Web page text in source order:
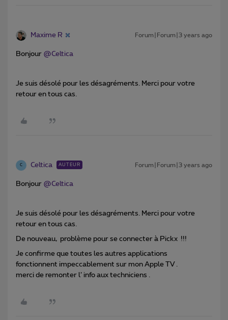
Maxime R Forum|Forum|3 years ago
Bonjour @Celtica
Je suis désolé pour les désagréments. Merci pour votre
retour en tous cas.
C Celtica AUTEUR Forum|Forum|3 years ago
Bonjour @Celtica
Je suis désolé pour les désagréments. Merci pour votre
retour en tous cas.
De nouveau, problème pour se connecter à Pickx !!!
Je confirme que toutes les autres applications
fonctionnent impeccablement sur mon Apple TV .
merci de remonter l’ info aux techniciens .